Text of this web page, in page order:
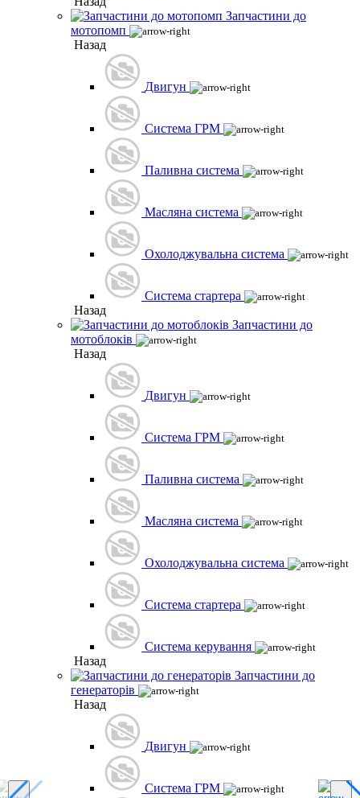
Запчастини до
мотопомп
Назад
Двигун
Система ГРМ
Паливна система
Масляна система
Охолоджувальна система
Система стартера
Назад
Запчастини до
мотоблоків
Назад
Двигун
Система ГРМ
Паливна система
Масляна система
Охолоджувальна система
Система стартера
Система керування
Назад
Запчастини до
генераторів
Назад
Двигун
Система ГРМ